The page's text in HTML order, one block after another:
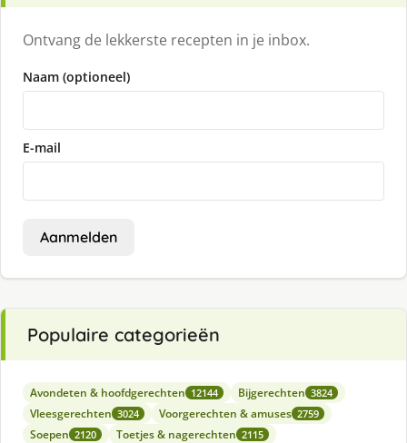
Ontvang de lekkerste recepten in je inbox.
Naam (optioneel)
E-mail
Aanmelden
Populaire categorieën
Avondeten & hoofdgerechten 12144 Bijgerechten 3824
Vleesgerechten 3024 Voorgerechten & amuses 2759
Soepen 2120 Toetjes & nagerechten 2115